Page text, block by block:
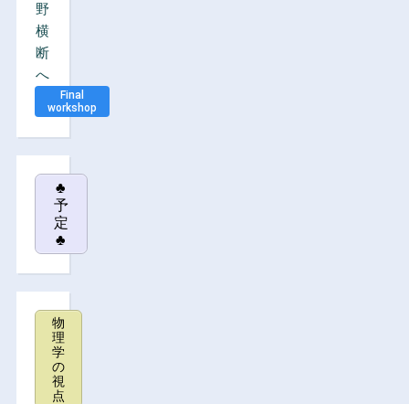
野
横
断
へ
Final
workshop
♣
予
定
♣
物
理
学
の
視
点